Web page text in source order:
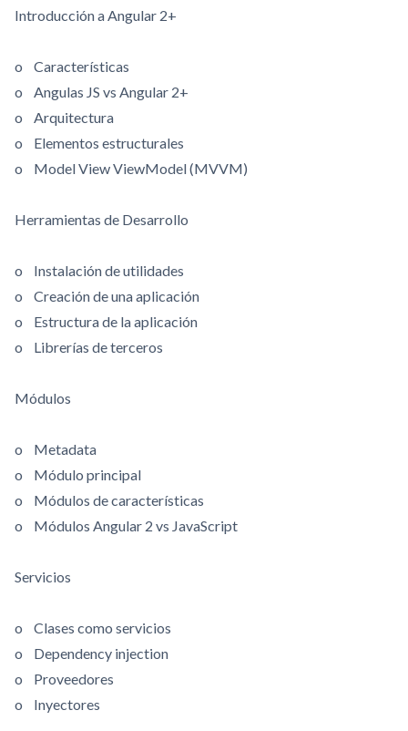
Introducción a Angular 2+
o Características
o Angulas JS vs Angular 2+
o Arquitectura
o Elementos estructurales
o Model View ViewModel (MVVM)
Herramientas de Desarrollo
o Instalación de utilidades
o Creación de una aplicación
o Estructura de la aplicación
o Librerías de terceros
Módulos
o Metadata
o Módulo principal
o Módulos de características
o Módulos Angular 2 vs JavaScript
Servicios
o Clases como servicios
o Dependency injection
o Proveedores
o Inyectores